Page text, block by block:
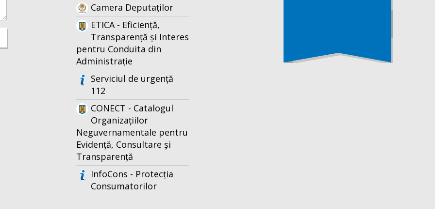
Camera Deputaților
ETICA - Eficiență,
Transparență și Interes
pentru Conduita din
Administrație
Serviciul de urgență
112
CONECT - Catalogul
Organizațiilor
Neguvernamentale pentru
Evidență, Consultare și
Transparență
InfoCons - Protecția
Consumatorilor